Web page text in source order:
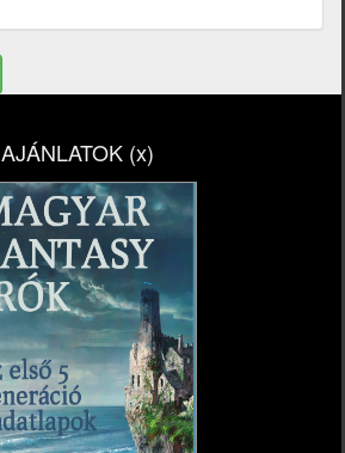
AJÁNLATOK (x)